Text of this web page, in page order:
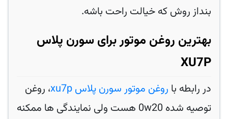
بنداز روش که خیالت راحت باشه.
بهترین روغن موتور برای سورن پلاس
XU7P
در رابطه با روغن موتور سورن پلاس xu7p
، روغن
توصیه شده 0w20 هست ولی نمایندگی ها ممکنه